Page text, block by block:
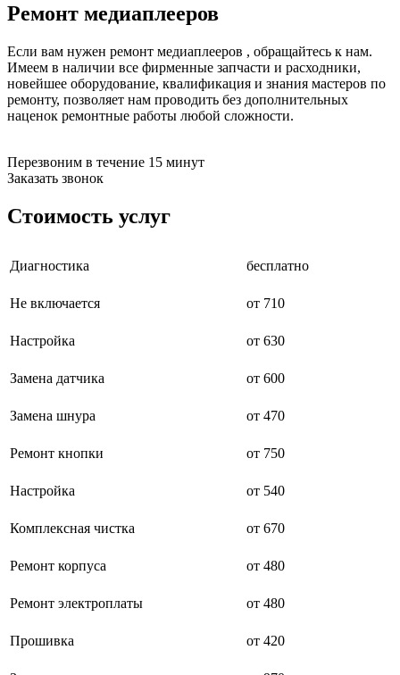
безменов
биноклей
блендеров
блинниц
блоков автоматики насосов
блоков диспетчеризации
блоков подключения
блоков управления
брошюраторов
буферных накопителей
бутербродниц
чайников
чебуречниц
чиллеров
датчиков протечки
дегидраторов
депозитных машин
Ремонт медиаплееров
Если вам нужен ремонт медиаплееров , обращайтесь к нам.
Имеем в наличии все фирменные запчасти и расходники,
новейшее оборудование, квалификация и знания мастеров по
ремонту, позволяет нам проводить без дополнительных
наценок ремонтные работы любой сложности.
Перезвоним в течение 15 минут
Заказать звонок
Стоимость услуг
Диагностика бесплатно
Не включается от 710
Настройка от 630
Замена датчика от 600
Замена шнура от 470
Ремонт кнопки от 750
Настройка от 540
Комплексная чистка от 670
Ремонт корпуса от 480
Ремонт электроплаты от 480
Прошивка от 420